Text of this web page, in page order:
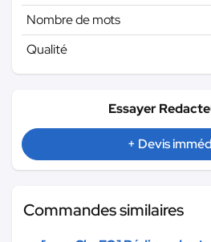
Nombre de mots
Qualité
Essayer
+ Devis
Commandes similaires